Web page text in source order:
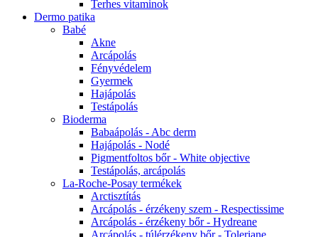
Terhes vitaminok
Dermo patika
Babé
Akne
Arcápolás
Fényvédelem
Gyermek
Hajápolás
Testápolás
Bioderma
Babaápolás - Abc derm
Hajápolás - Nodé
Pigmentfoltos bőr - White objective
Testápolás, arcápolás
La-Roche-Posay termékek
Arctisztítás
Arcápolás - érzékeny szem - Respectissime
Arcápolás - érzékeny bőr - Hydreane
Arcápolás - túlérzékeny bőr - Toleriane